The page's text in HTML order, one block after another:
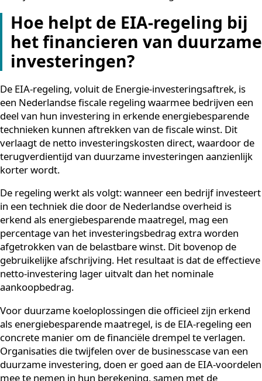
Onderhoudsarm door minder mechanische
complexiteit
Langere technische levensduur, minimaal 25 jaar
Lagere CO2-uitstoot, wat bijdraagt aan
duurzaamheidsdoelstellingen
Voor organisaties die verantwoordelijk zijn voor
technische ruimtes is dit onderscheid niet alleen
vanuit duurzaamheidsperspectief, maar ook vanuit
Hoe helpt de EIA-regeling
het financieren van
investeringen?
De EIA-regeling, voluit de Energie-investeringsaftrek,
een Nederlandse fiscale regeling waarmee bedrijven
deel van hun investering in erkende
technieken kunnen aftrekken van de fiscale winst. Dit
verlaagt de netto investeringskosten direct, waardoor
terugverdientijd van duurzame investeringen
korter wordt.